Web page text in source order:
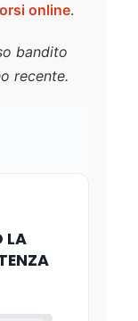
online.
bandito
recente.
LA